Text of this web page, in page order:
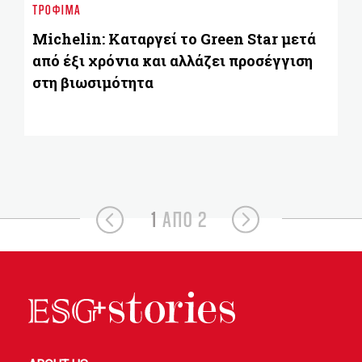
ΤΡΌΦΙΜΑ
Michelin: Καταργεί το Green Star μετά
από έξι χρόνια και αλλάζει προσέγγιση
στη βιωσιμότητα
1 ΑΠΟ 2